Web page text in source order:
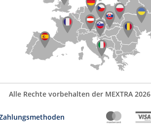
Alle Rechte vorbehalten der MEXTRA 2026